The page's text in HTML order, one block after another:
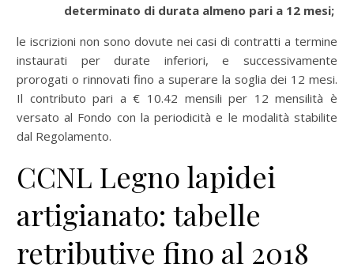
determinato di durata almeno pari a 12 mesi;
le iscrizioni non sono dovute nei casi di contratti a termine
instaurati per durate inferiori, e successivamente
prorogati o rinnovati fino a superare la soglia dei 12 mesi.
Il contributo pari a € 10.42 mensili per 12 mensilità è
versato al Fondo con la periodicità e le modalità stabilite
dal Regolamento.
CCNL Legno lapidei
artigianato: tabelle
retributive fino al 2018